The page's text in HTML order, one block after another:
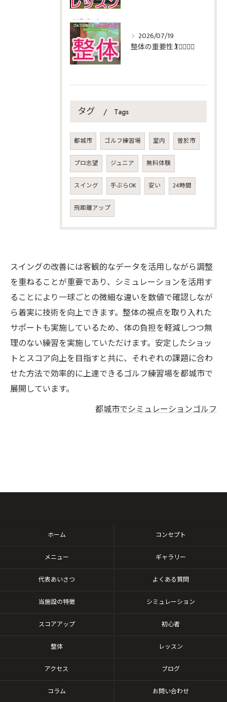
2026/07/19
整体の重要性🏌️🏌️‍♀️🏌️‍♂️
タグ Tags
都城市 ゴルフ練習場 室内 曽於市
プロ志望 ジュニア 無料体験
スイング 手ぶらOK 安い 24時間
飛距離アップ
スイングの改善には客観的なデータを活用しながら調整
を重ねることが重要であり、シミュレーションを活用す
ることにより一球ごとの微細な違いを数値で確認しなが
ら着実に技術を向上できます。整体の視点を取り入れた
サポートも実施しているため、体の負担を軽減しつつ無
理のない練習を実施していただけます。安定したショッ
トとスコア向上を目指すと共に、それぞれの課題に合わ
せた方法で効率的に上達できるゴルフ練習場を都城市で
展開しています。
都城市でシミュレーションゴルフ
ホーム コンセプト
メニュー ギャラリー
代表あいさつ よくある質問
当施設の特徴 シミュレーション
スコアアップ 初心者
整体 レッスン
アクセス ブログ
コラム お問い合わせ